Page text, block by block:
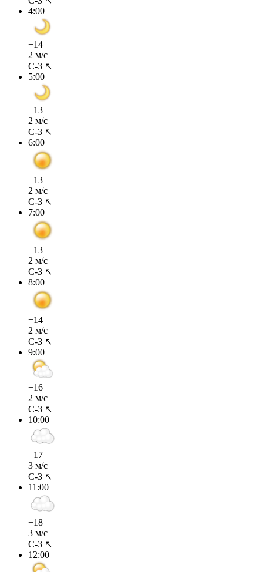
4:00
+14
2 м/с
С-З ↖
5:00
+13
2 м/с
С-З ↖
6:00
+13
2 м/с
С-З ↖
7:00
+13
2 м/с
С-З ↖
8:00
+14
2 м/с
С-З ↖
9:00
+16
2 м/с
С-З ↖
10:00
+17
3 м/с
С-З ↖
11:00
+18
3 м/с
С-З ↖
12:00